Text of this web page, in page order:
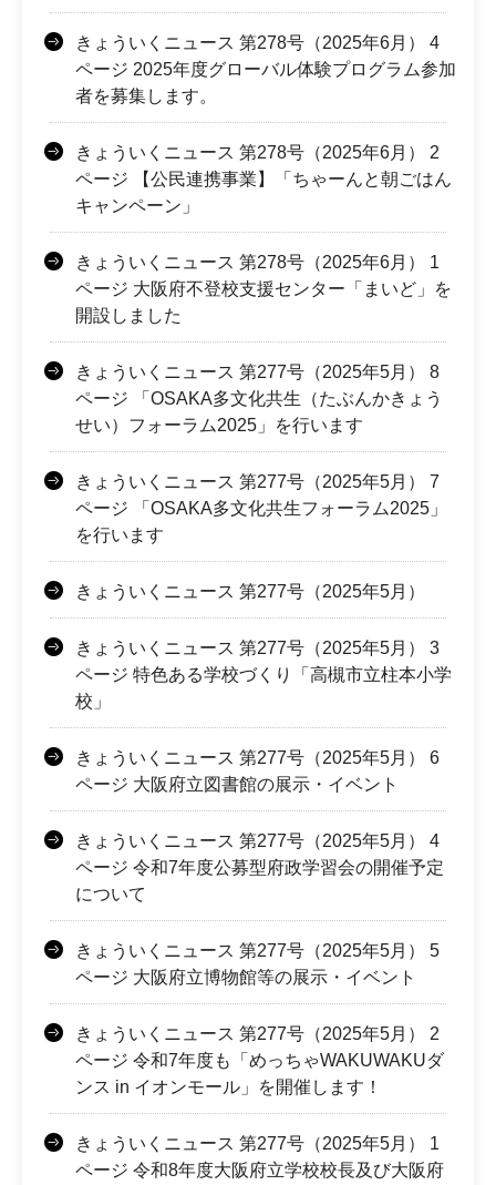
きょういくニュース 第278号（2025年6月） 4
ページ 2025年度グローバル体験プログラム参加
者を募集します。
きょういくニュース 第278号（2025年6月） 2
ページ 【公民連携事業】「ちゃーんと朝ごはん
キャンペーン」
きょういくニュース 第278号（2025年6月） 1
ページ 大阪府不登校支援センター「まいど」を
開設しました
きょういくニュース 第277号（2025年5月） 8
ページ 「OSAKA多文化共生（たぶんかきょう
せい）フォーラム2025」を行います
きょういくニュース 第277号（2025年5月） 7
ページ 「OSAKA多文化共生フォーラム2025」
を行います
きょういくニュース 第277号（2025年5月）
きょういくニュース 第277号（2025年5月） 3
ページ 特色ある学校づくり「高槻市立柱本小学
校」
きょういくニュース 第277号（2025年5月） 6
ページ 大阪府立図書館の展示・イベント
きょういくニュース 第277号（2025年5月） 4
ページ 令和7年度公募型府政学習会の開催予定
について
きょういくニュース 第277号（2025年5月） 5
ページ 大阪府立博物館等の展示・イベント
きょういくニュース 第277号（2025年5月） 2
ページ 令和7年度も「めっちゃWAKUWAKUダ
ンス in イオンモール」を開催します！
きょういくニュース 第277号（2025年5月） 1
ページ 令和8年度大阪府立学校校長及び大阪府